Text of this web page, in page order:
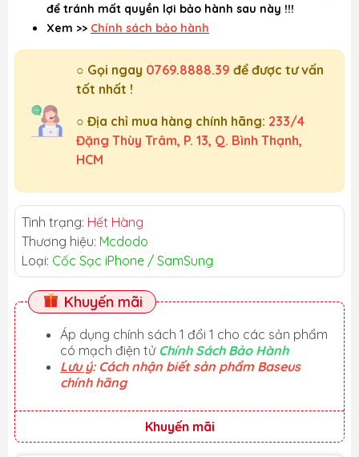
để tránh mất quyền lợi bảo hành sau này !!!
Xem >> Chính sách bảo hành
○ Gọi ngay 0769.8888.39 để được tư vấn
tốt nhất !
○ Địa chỉ mua hàng chính hãng: 233/4
Đặng Thùy Trâm, P. 13, Q. Bình Thạnh,
HCM
Tình trạng: Hết Hàng
Thương hiệu: Mcdodo
Loại: Cốc Sạc iPhone / SamSung
Khuyến mãi
Áp dụng chính sách 1 đổi 1 cho các sản phẩm
có mạch điện tử Chính Sách Bảo Hành
Lưu ý: Cách nhận biết sản phẩm Baseus
chính hãng
Khuyến mãi